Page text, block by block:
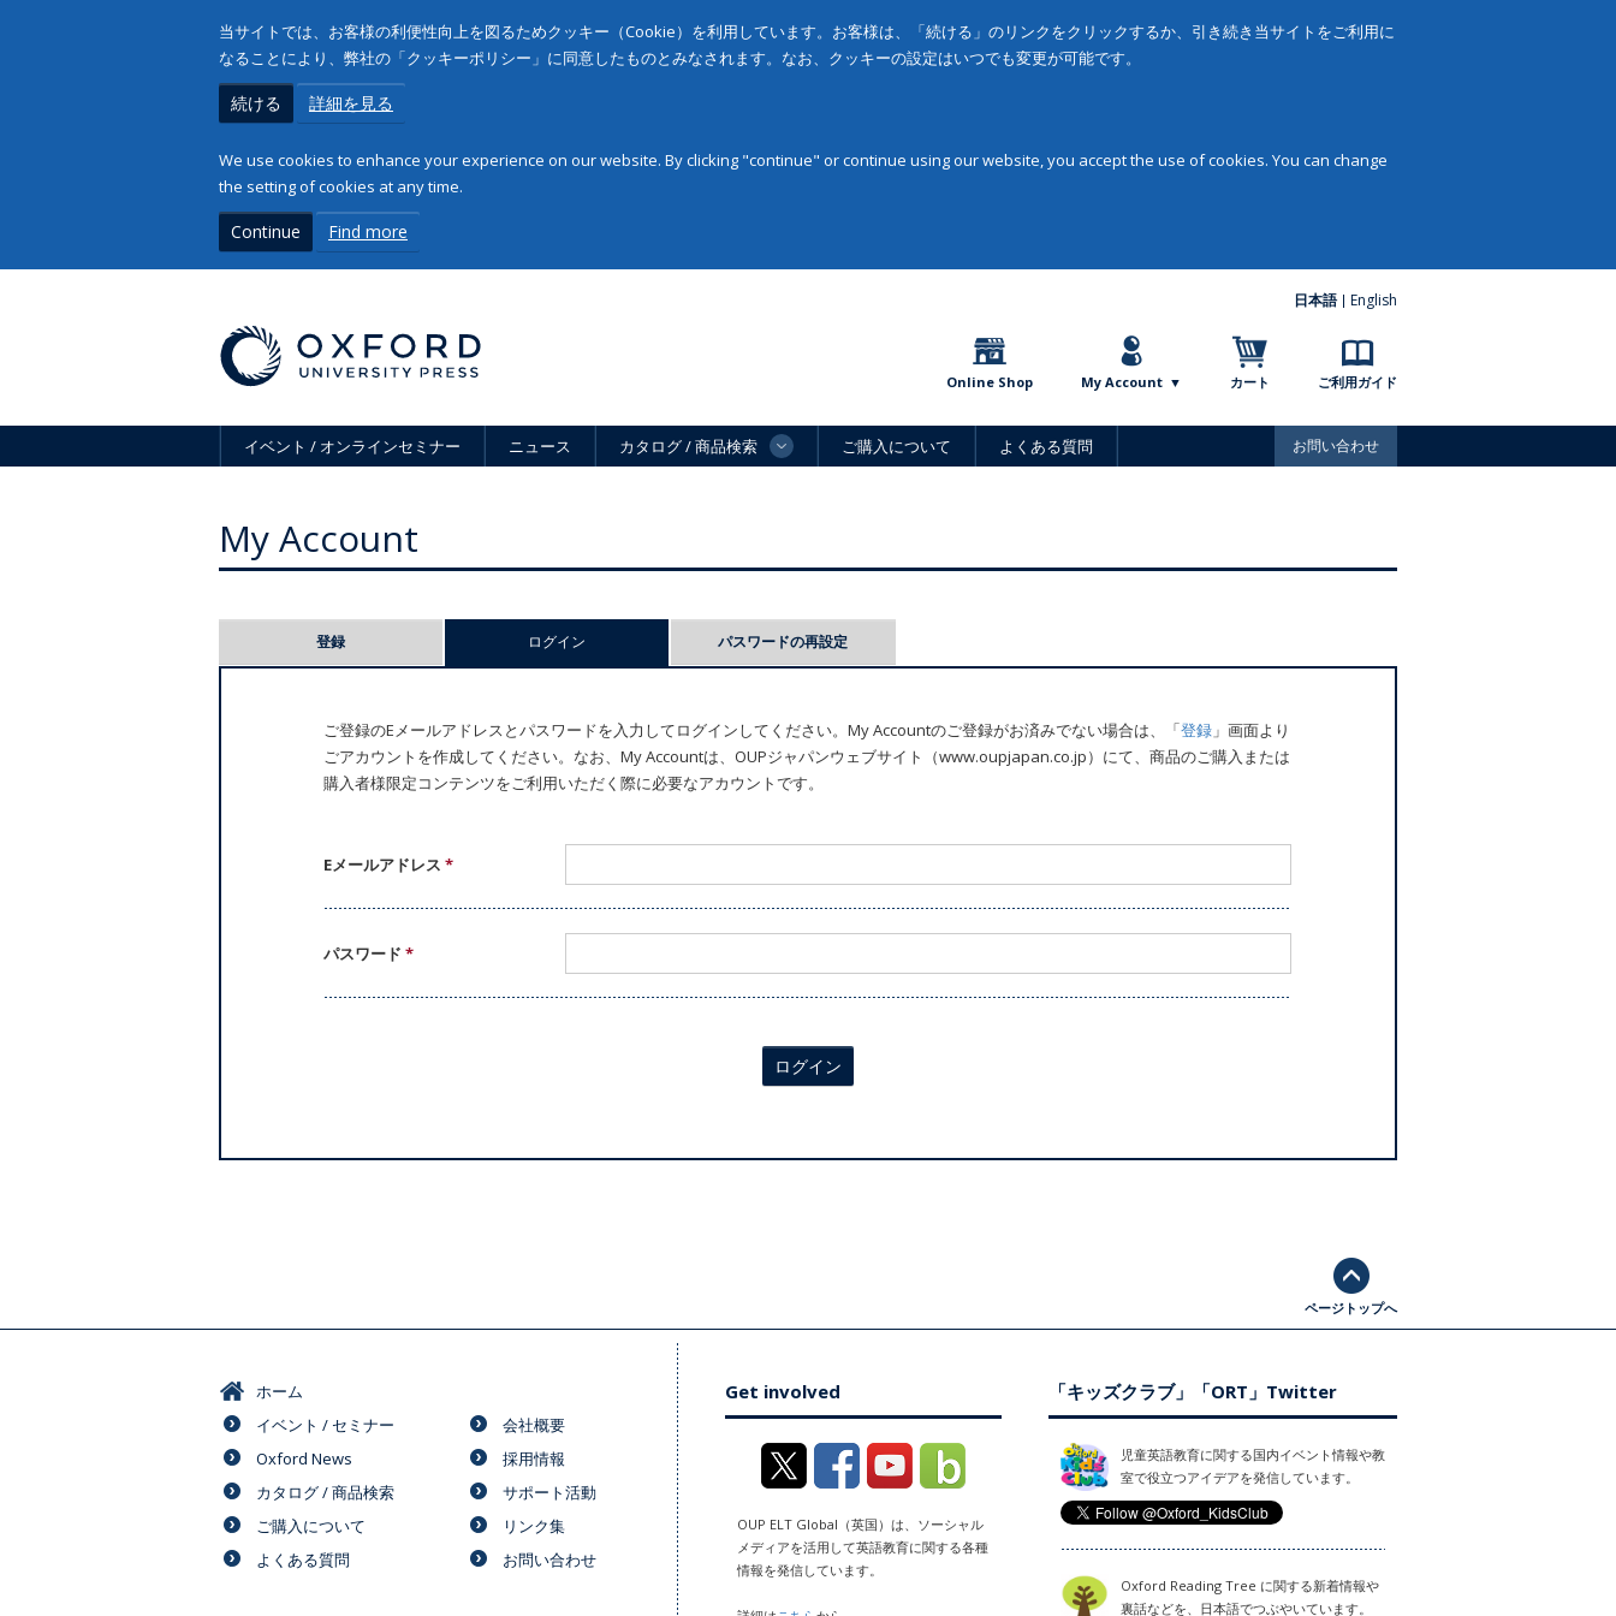
当サイトでは、お客様の利便性向上を図るためクッキー（Cookie）を利用しています。お客様は、「続ける」のリンクをクリックするか、引き続き当サイトをご利用に
なることにより、弊社の「クッキーポリシー」に同意したものとみなされます。なお、クッキーの設定はいつでも変更が可能です。
続ける 詳細を見る
We use cookies to enhance your experience on our website. By clicking "continue" or continue using our website, you accept the use of cookies. You can change
the setting of cookies at any time.
Continue Find more
日本語 English
Online Shop My Account カート ご利用ガイド
イベント / オンラインセミナー ニュース カタログ / 商品検索 ご購入について よくある質問 お問い合わせ
My Account
登録 ログイン パスワードの再設定
ご登録のEメールアドレスとパスワードを入力してログインしてください。My Accountのご登録がお済みでない場合は、「登録 」画面より
ごアカウントを作成してください。なお、My Accountは、OUPジャパンウェブサイト（www.oupjapan.co.jp）にて、商品のご購入または
購入者様限定コンテンツをご利用いただく際に必要なアカウントです。
Eメールアドレス*
パスワード*
ログイン
ページトップへ
ホーム
イベント / セミナー
Oxford News
カタログ / 商品検索
ご購入について
よくある質問
会社概要
採用情報
サポート活動
リンク集
お問い合わせ
Get involved
OUP ELT Global（英国）は、ソーシャル
メディアを活用して英語教育に関する各種
情報を発信しています。
「キッズクラブ」「ORT」Twitter
児童英語教育に関する国内イベント情報や教
室で役立つアイデアを発信しています。
Oxford Reading Tree に関する新着情報や
裏話などを、日本語でつぶやいています。